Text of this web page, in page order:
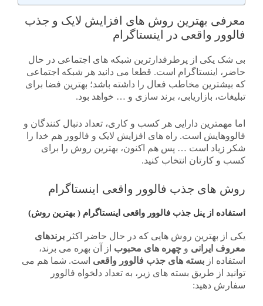
معرفی بهترین روش های افزایش لایک و جذب
فالوور واقعی در اینستاگرام
بی شک یکی از پرطرفدارترین شبکه های اجتماعی در حال
حاضر، اینستاگرام است. قطعا می دانید هر شبکه اجتماعی
که بیشترین مخاطب فعال را داشته باشد؛ بهترین فضا برای
تبلیغات، بازاریابی، برند سازی و … خواهد بود.
اما مهمترین دارایی هر کسب و کاری، تعداد دنبال کنندگان و
فالووهایش است. راه های افزایش لایک و فالوور هم خدا را
شکر زیاد است … پس هم اکنون، بهترین روش را برای
کسب و کارتان انتخاب کنید.
روش های جذب فالوور واقعی اینستاگرام
استفاده از پنل جذب فالوور واقعی اینستاگرام ( بهترین روش)
یکی از بهترین روش هایی که در حال حاضر اکثر برندهای
معروف ایرانی و چهره های محبوب از آن بهره می برند،
استفاده از بسته های جذب فالوور واقعی است. شما هم می
توانید از طریق بسته های زیر، به تعداد دلخواه فالوور
سفارش دهید: